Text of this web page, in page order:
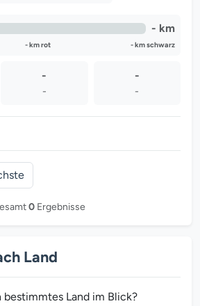
- km
- km rot - km schwarz
-
-
-
-
0 Ergebnisse
Land
bestimmtes Land im Blick?